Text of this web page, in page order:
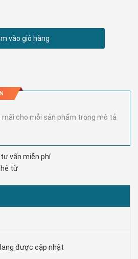
vào giỏ hàng
mãi cho mỗi sản phẩm trong mô tả
vấn miễn phí
từ
được cập nhật